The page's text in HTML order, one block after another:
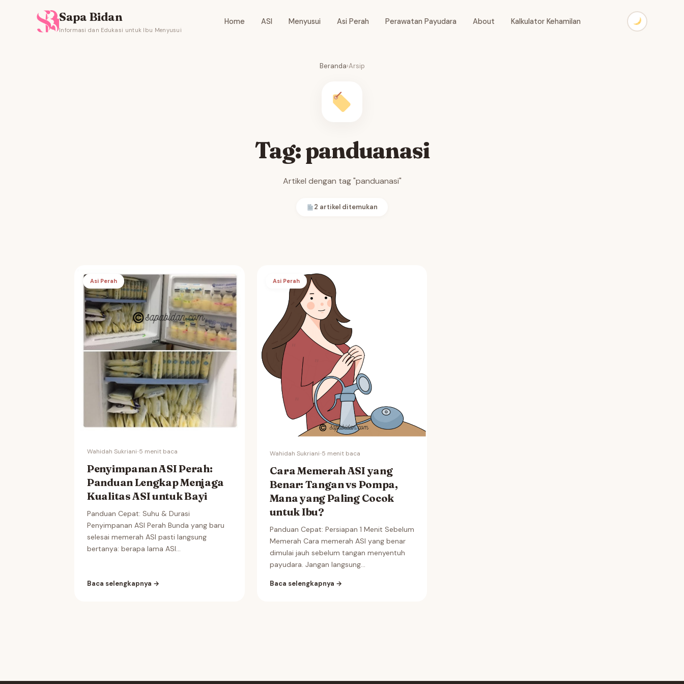
Sapa Bidan
Informasi dan Edukasi untuk Ibu Menyusui
Home ASI Menyusui Asi Perah Perawatan Payudara About Kalkulator Kehamilan
Beranda›Arsip
Tag: panduanasi
Artikel dengan tag "panduanasi"
2 artikel ditemukan
Asi Perah
Wahidah Sukriani··5 menit baca
Penyimpanan ASI Perah:
Panduan Lengkap Menjaga
Kualitas ASI untuk Bayi
Panduan Cepat: Suhu & Durasi
Penyimpanan ASI Perah Bunda yang baru
selesai memerah ASI pasti langsung
bertanya: berapa lama ASI...
Baca selengkapnya →
Asi Perah
Wahidah Sukriani··5 menit baca
Cara Memerah ASI yang
Benar: Tangan vs Pompa,
Mana yang Paling Cocok
untuk Ibu?
Panduan Cepat: Persiapan 1 Menit Sebelum
Memerah Cara memerah ASI yang benar
dimulai jauh sebelum tangan menyentuh
payudara. Jangan langsung...
Baca selengkapnya →